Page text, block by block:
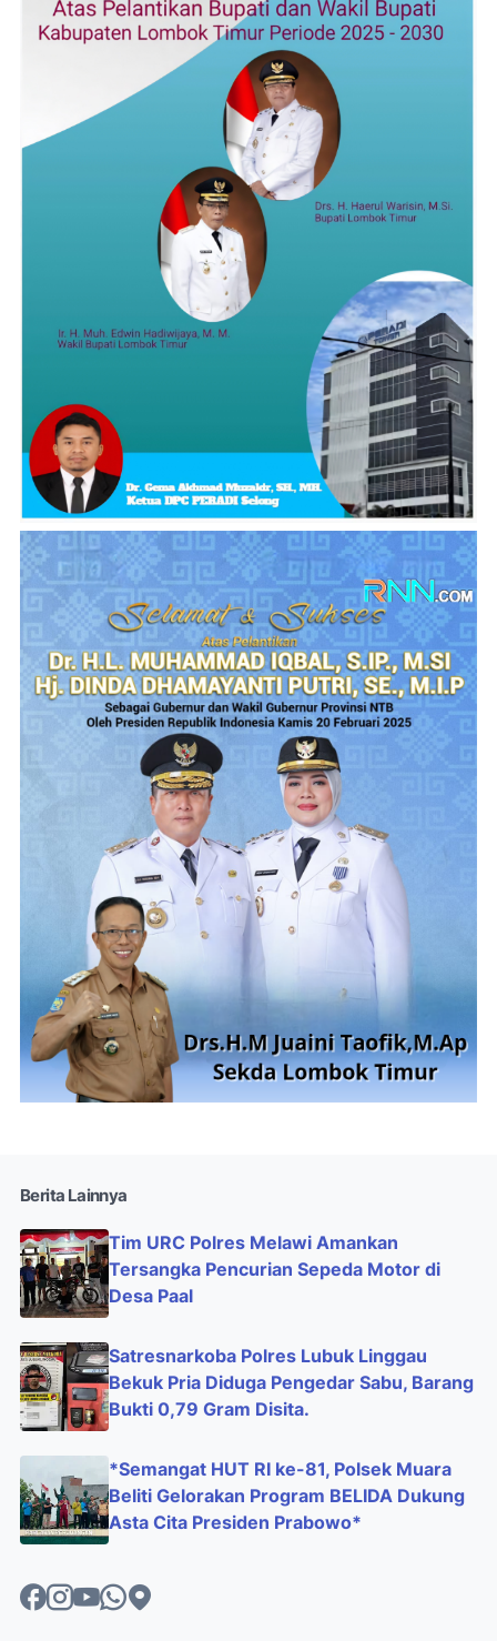
Berita Lainnya
Tim URC Polres Melawi Amankan
Tersangka Pencurian Sepeda Motor di
Desa Paal
Satresnarkoba Polres Lubuk Linggau
Bekuk Pria Diduga Pengedar Sabu, Barang
Bukti 0,79 Gram Disita.
*Semangat HUT RI ke-81, Polsek Muara
Beliti Gelorakan Program BELIDA Dukung
Asta Cita Presiden Prabowo*